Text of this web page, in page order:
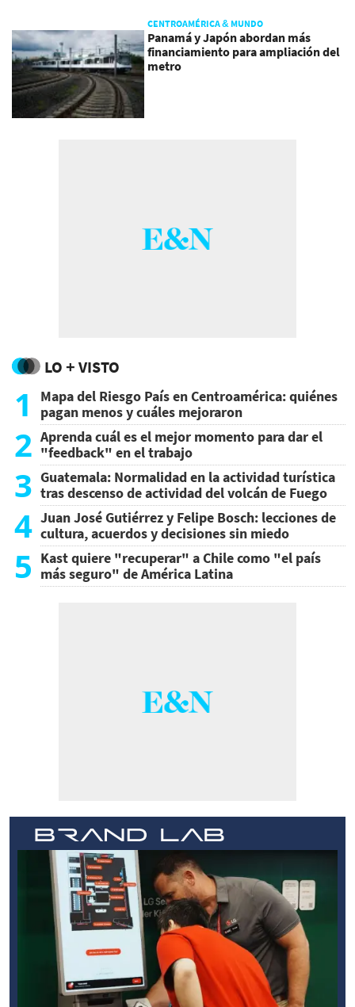
CENTROAMÉRICA & MUNDO
Panamá y Japón abordan más
financiamiento para ampliación del
metro
LO + VISTO
1
Mapa del Riesgo País en Centroamérica: quiénes
pagan menos y cuáles mejoraron
2 Aprenda cuál es el mejor momento para dar el
"feedback" en el trabajo
3 Guatemala: Normalidad en la actividad turística
tras descenso de actividad del volcán de Fuego
4 Juan José Gutiérrez y Felipe Bosch: lecciones de
cultura, acuerdos y decisiones sin miedo
5 Kast quiere "recuperar" a Chile como "el país
más seguro" de América Latina